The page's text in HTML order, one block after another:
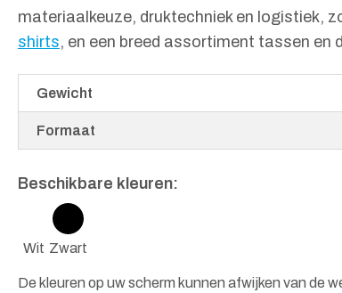
materiaalkeuze, druktechniek en logistiek,
shirts, en een breed assortiment tassen en
Gewicht
Formaat
Beschikbare kleuren:
Wit Zwart
De kleuren op uw scherm kunnen afwijken van de